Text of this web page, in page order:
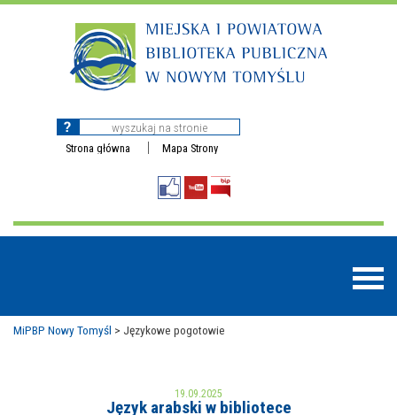
Strona główna Mapa Strony
MiPBP Nowy Tomyśl > Językowe pogotowie
19.09.2025
Język arabski w bibliotece